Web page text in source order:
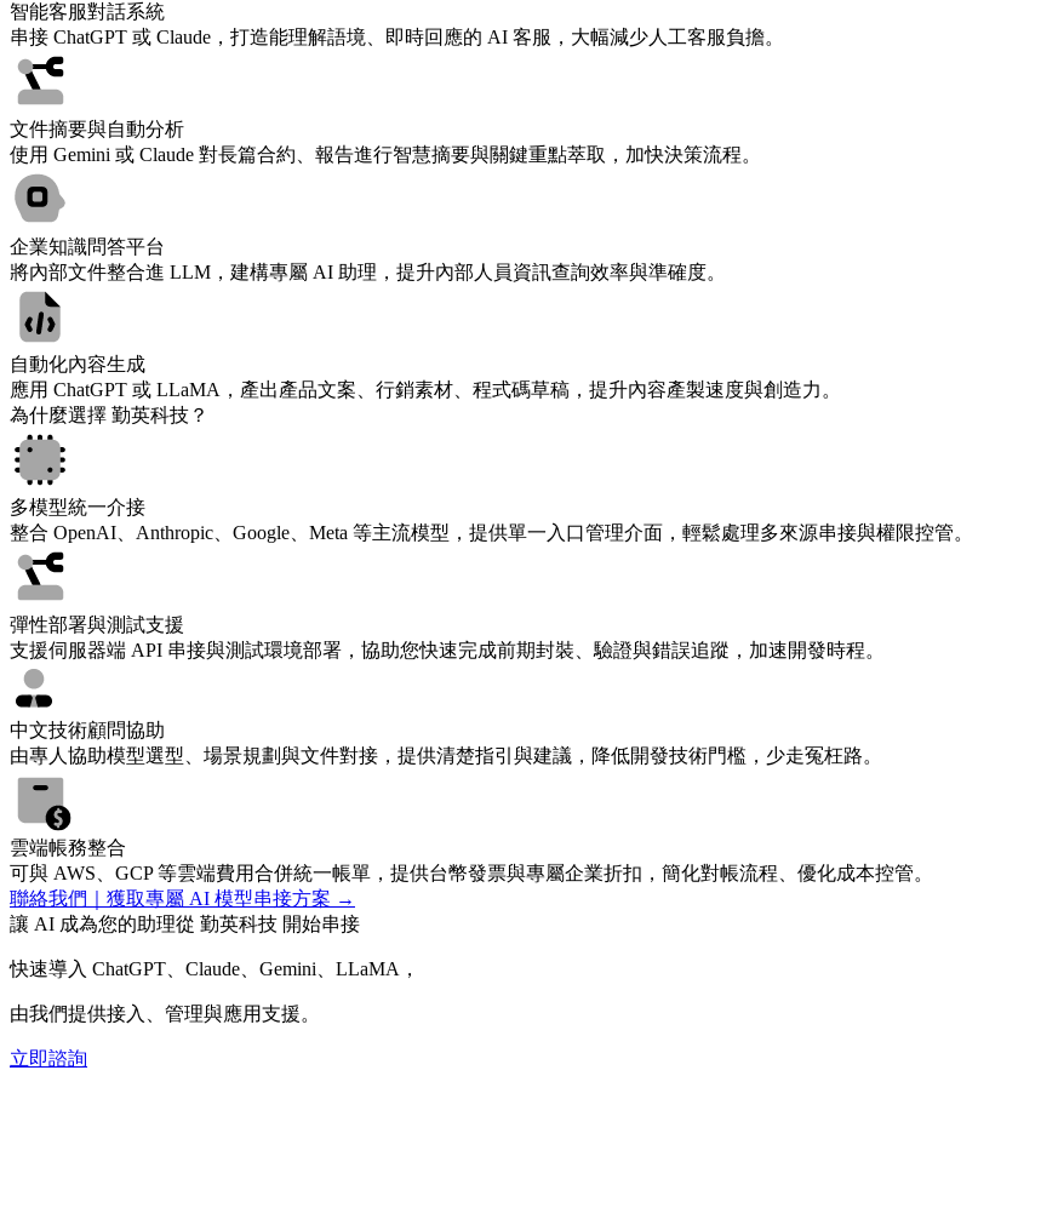
智能客服對話系統
串接 ChatGPT 或 Claude，打造能理解語境、即時回應的 AI 客服，大幅減少人工客服負擔。
文件摘要與自動分析
使用 Gemini 或 Claude 對長篇合約、報告進行智慧摘要與關鍵重點萃取，加快決策流程。
企業知識問答平台
將內部文件整合進 LLM，建構專屬 AI 助理，提升內部人員資訊查詢效率與準確度。
自動化內容生成
應用 ChatGPT 或 LLaMA，產出產品文案、行銷素材、程式碼草稿，提升內容產製速度與創造力。
為什麼選擇 勤英科技？
多模型統一介接
整合 OpenAI、Anthropic、Google、Meta 等主流模型，提供單一入口管理介面，輕鬆處理多來源串接與權限控管。
彈性部署與測試支援
支援伺服器端 API 串接與測試環境部署，協助您快速完成前期封裝、驗證與錯誤追蹤，加速開發時程。
中文技術顧問協助
由專人協助模型選型、場景規劃與文件對接，提供清楚指引與建議，降低開發技術門檻，少走冤枉路。
雲端帳務整合
可與 AWS、GCP 等雲端費用合併統一帳單，提供台幣發票與專屬企業折扣，簡化對帳流程、優化成本控管。
聯絡我們｜獲取專屬 AI 模型串接方案 →
讓 AI 成為您的助理從 勤英科技 開始串接
快速導入 ChatGPT、Claude、Gemini、LLaMA，
由我們提供接入、管理與應用支援。
立即諮詢